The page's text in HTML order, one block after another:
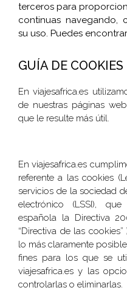
terceros para
continuas navegando,
su uso. Puedes
GUÍA DE COOKIES
En viajesafrica.es
de nuestras páginas
que le resulte más útil.
En viajesafrica.es
referente a las cookies
servicios de la sociedad
electrónico (LSSI),
española la Directiva
“Directiva de las
lo más claramente
fines para los que se
viajesafrica.es y las
controlarlas o eliminarlas.